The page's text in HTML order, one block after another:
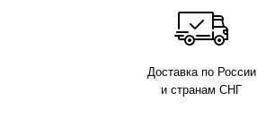
Доставка по России
и странам СНГ